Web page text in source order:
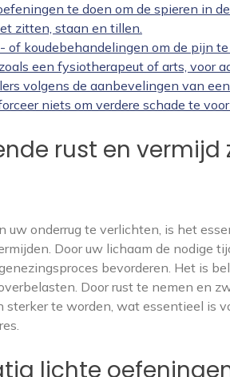
te doen om de spieren in
zitten, staan en tillen.
of koudebehandelingen om de pijn
een fysiotherapeut of arts, voor
volgens de aanbevelingen van
niets om verdere schade te
rust en vermijd
uw onderrug te verlichten, is het
Door uw lichaam de nodige
bevorderen. Het is
Door rust te nemen en
sterker te worden, wat essentieel is
lichte